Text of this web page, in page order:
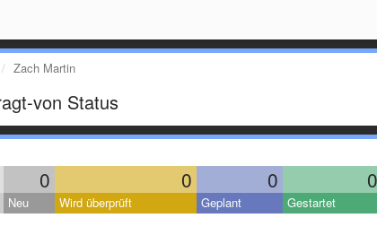
Zach Martin
von Status
0 0 0 0
Neu Wird überprüft Geplant Gestartet